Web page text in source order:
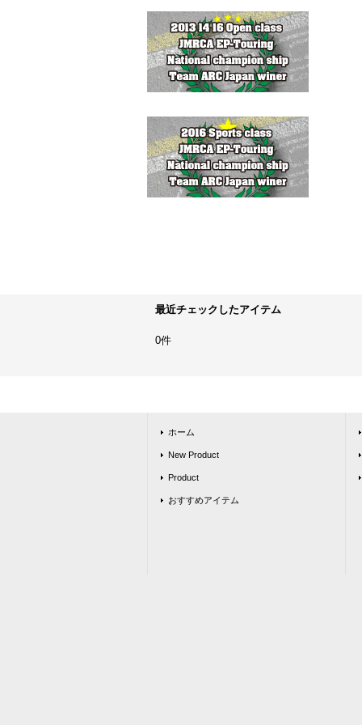
最近チェックしたアイテム
0件
ホーム
New Product
Product
おすすめアイテム